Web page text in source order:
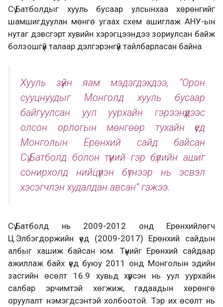
Сү.Батболдыг хууль бусаар улсынхаа хөрөнгийг
шамшигдуулан мөнгө угаах схем ашиглаж АНУ-ын
нутаг дэвсгэрт хувийн хэрэгцээндээ зориулсан байж
болзошгүй талаар дэлгэрэнгүй тайлбарласан байна.
Хууль зүйн яам мэдэгдэхдээ, “Орон
сууцнуудыг Монголд хууль бусаар
байгуулсан уул уурхайн гэрээнүүдээс
олсон орлогын мөнгөөр тухайн үед
Монголын Ерөнхий сайд байсан
Сү.Батболд болон түүний гэр бүлийн ашиг
сонирхолд нийцүүлэн бүтнээр нь эсвэл
хэсэгчлэн худалдан авсан” гэжээ.
Сү.Батболд нь 2009-2012 онд Ерөнхийлөгч
Ц.Элбэгдоржийн үед (2009-2017) Ерөнхий сайдын
албыг хашиж байсан юм. Түүнийг Ерөнхий сайдаар
ажиллаж байх үед буюу 2011 онд Монголын эдийн
засгийн өсөлт 16.9 хувьд хүрсэн нь уул уурхайн
салбар эрчимтэй хөгжиж, гадаадын хөрөнгө
оруулалт нэмэгдсэнтэй холбоотой. Тэр их өсөлт нь